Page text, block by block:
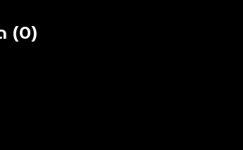
(0)